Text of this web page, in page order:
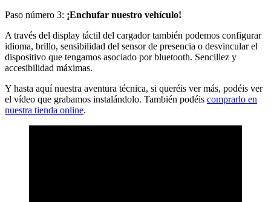
Paso número 3: ¡Enchufar nuestro vehículo!
A través del display táctil del cargador también podemos configurar
idioma, brillo, sensibilidad del sensor de presencia o desvincular el
dispositivo que tengamos asociado por bluetooth. Sencillez y
accesibilidad máximas.
Y hasta aquí nuestra aventura técnica, si queréis ver más, podéis ver
el vídeo que grabamos instalándolo. También podéis comprarlo en
nuestra tienda online.